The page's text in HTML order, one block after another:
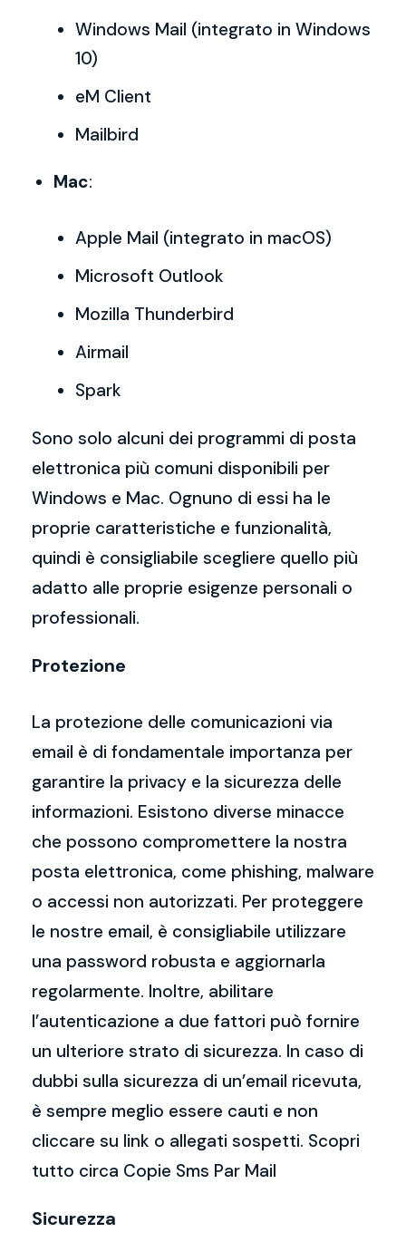
Windows Mail (integrato in Windows
10)
eM Client
Mailbird
Mac:
Apple Mail (integrato in macOS)
Microsoft Outlook
Mozilla Thunderbird
Airmail
Spark
Sono solo alcuni dei programmi di posta
elettronica più comuni disponibili per
Windows e Mac. Ognuno di essi ha le
proprie caratteristiche e funzionalità,
quindi è consigliabile scegliere quello più
adatto alle proprie esigenze personali o
professionali.
Protezione
La protezione delle comunicazioni via
email è di fondamentale importanza per
garantire la privacy e la sicurezza delle
informazioni. Esistono diverse minacce
che possono compromettere la nostra
posta elettronica, come phishing, malware
o accessi non autorizzati. Per proteggere
le nostre email, è consigliabile utilizzare
una password robusta e aggiornarla
regolarmente. Inoltre, abilitare
l’autenticazione a due fattori può fornire
un ulteriore strato di sicurezza. In caso di
dubbi sulla sicurezza di un’email ricevuta,
è sempre meglio essere cauti e non
cliccare su link o allegati sospetti. Scopri
tutto circa Copie Sms Par Mail
Sicurezza